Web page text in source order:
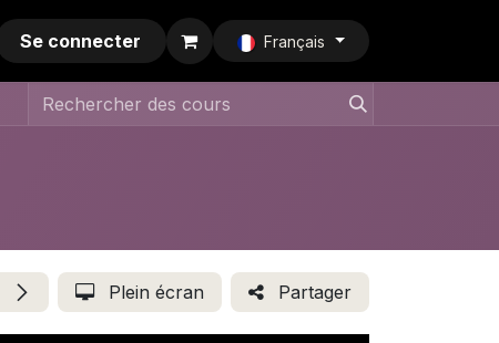
Se connecter Français
Plein écran Partager